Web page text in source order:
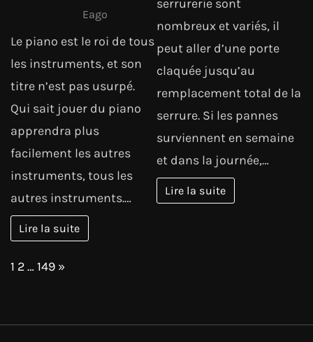
Eago
Le piano est le roi de tous
les instruments, et son
titre n’est pas usurpé.
Qui sait jouer du piano
apprendra plus
facilement les autres
instruments, tous les
autres instruments.…
Lire la suite
serrurerie sont
nombreux et variés, il
peut aller d’une porte
claquée jusqu’au
remplacement total de la
serrure. Si les pannes
surviennent en semaine
et dans la journée,…
Lire la suite
Page:
1 2…149 Next
»